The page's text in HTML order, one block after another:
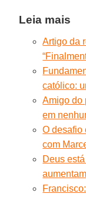
Leia mais
Artigo da
católico:
Amigo do
em
O desafio
com
Deus